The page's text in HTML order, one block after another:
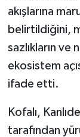
akışlarına
belirtildiğini,
sazlıkların ve
ekosistem
ifade etti.
Kofalı,
tarafından